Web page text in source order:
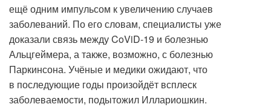
ещё одним импульсом к увеличению случаев
заболеваний. По его словам, специалисты уже
доказали связь между CoViD-19 и болезнью
Альцгеймера, а также, возможно, с болезнью
Паркинсона. Учёные и медики ожидают, что
в последующие годы произойдёт всплеск
заболеваемости, подытожил Иллариошкин.